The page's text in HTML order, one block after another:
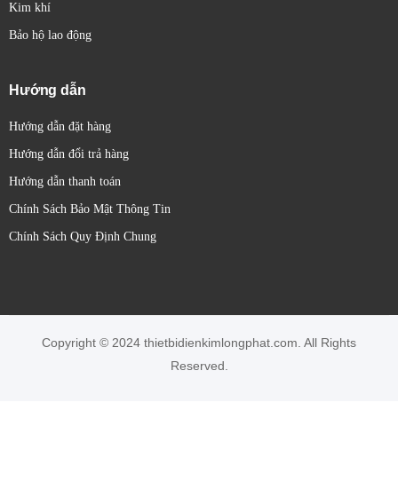
Kim khí
Bảo hộ lao động
Hướng dẫn
Hướng dẫn đặt hàng
Hướng dẫn đổi trả hàng
Hướng dẫn thanh toán
Chính Sách Bảo Mật Thông Tin
Chính Sách Quy Định Chung
Copyright © 2024 thietbidienkimlongphat.com. All Rights
Reserved.